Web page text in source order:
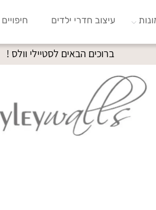
ברוכים הבאים לסטיילי וולס !
עיצוב חדרי ילדים חיפויים